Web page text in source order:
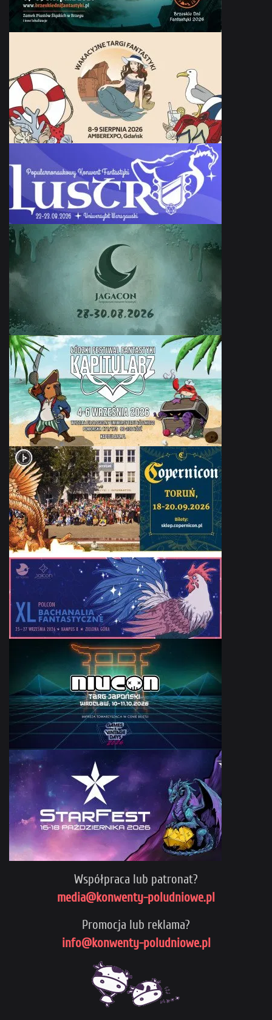
Współpraca lub patronat?
media@konwenty-poludniowe.pl
Promocja lub reklama?
info@konwenty-poludniowe.pl